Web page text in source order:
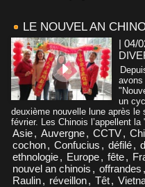
LE NOUVEL AN
| 04/
avons
un
deuxième nouvelle lune après
février. Les Chinois l’appellent la
Asie, Auvergne, CCTV,
cochon, Confucius , défilé,
ethnologie, Europe, fête,
nouvel an chinois , offrandes ,
Raulin, réveillon, Têt,